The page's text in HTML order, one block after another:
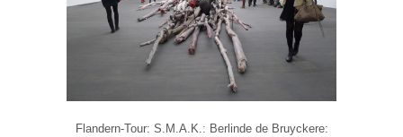
Flandern-Tour: S.M.A.K.: Berlinde de Bruyckere: